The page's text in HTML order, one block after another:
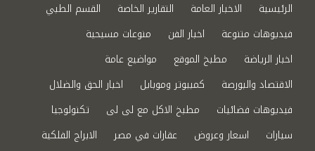
الرئيسية الاخبار العامة التقارير الخاصة
القسم الطبي
فيديوهات متنوعة
اخبار الفن
منوعات مسيحية
اخبار الرياضة
مطبخ الموقع
مواضيع عامة
الاقتصاد والبورصة
كمبيوتر وموبايل
اخبار الحق والضلال
فيديوهات فضائيات
مطبخ الاكل مع لى لى
تكنولوجيا
سيارات
اسعار وعروض عقارات في مصر
الابراج الفلكية